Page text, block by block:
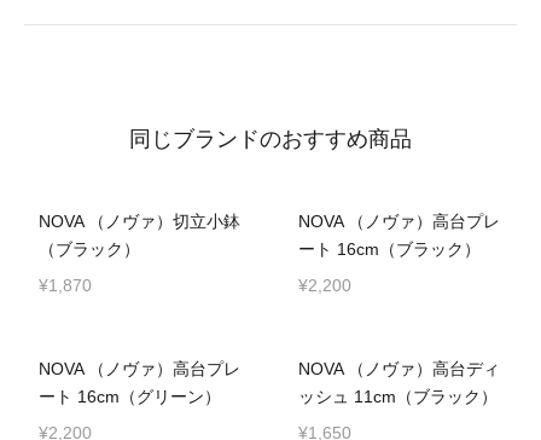
同じブランドのおすすめ商品
NOVA （ノヴァ）切立小鉢
（ブラック）
¥1,870
NOVA （ノヴァ）高台プレ
ート 16cm（ブラック）
¥2,200
NOVA （ノヴァ）高台プレ
ート 16cm（グリーン）
¥2,200
NOVA （ノヴァ）高台ディ
ッシュ 11cm（ブラック）
¥1,650